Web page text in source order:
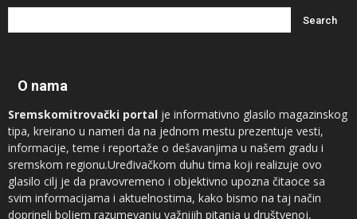
O nama
Sremskomitrovački portal je informativno glasilo magazinskog
tipa, kreirano u nameri da na jednom mestu prezentuje vesti,
informacije, teme i reportaže o dešavanjima u našem gradu i
sremskom regionu.Uređivačkom duhu tima koji realizuje ovo
glasilo cilj je da pravovremeno i objektivno upozna čitaoce sa
svim informacijama i aktuelnostima, kako bismo na taj način
doprineli boljem razumevanju važnijih pitanja u društvenoj,